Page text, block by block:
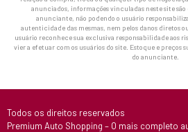
anunciados, informações vinculadas neste site
anunciante, não podendo o usuário
autenticidade das mesmas, nem pelos danos diretos
usuário reconhece sua exclusiva responsabilidade aos
vier a efetuar com os usuários do site. Estoque e preços
do anunciante.
Todos os direitos reservados
Premium Auto Shopping – O mais completo